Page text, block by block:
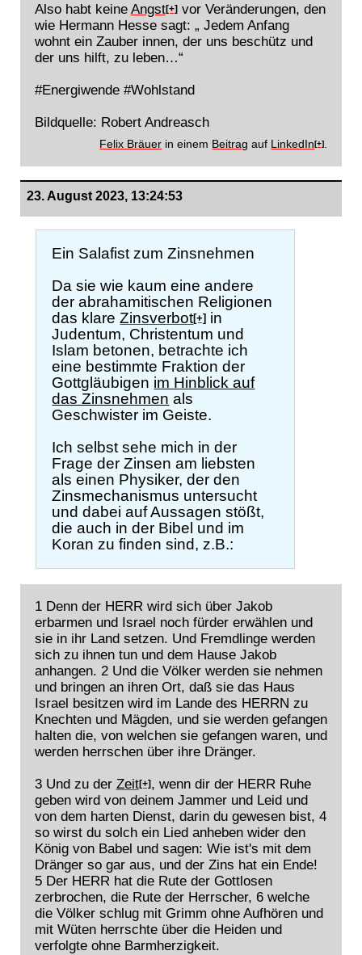
Also habt keine Angst[+]vor Veränderungen, den
wie Hermann Hesse sagt: „ Jedem Anfang
wohnt ein Zauber innen, der uns beschütz und
der uns hilft, zu leben…“
#Energiwende #Wohlstand
Bildquelle: Robert Andreasch
Felix Bräuer in einem Beitrag auf LinkedIn[+].
23. August 2023, 13:24:53
Ein Salafist zum Zinsnehmen
Da sie wie kaum eine andere
der abrahamitischen Religionen
das klareZinsverbot[+] in
Judentum, Christentum und
Islam betonen, betrachte ich
eine bestimmte Fraktion der
Gottgläubigen im Hinblick auf
das Zinsnehmen als
Geschwister im Geiste.
Ich selbst sehe mich in der
Frage der Zinsen am liebsten
als einen Physiker, der den
Zinsmechanismus untersucht
und dabei auf Aussagen stößt,
die auch in der Bibel und im
Koran zu finden sind, z.B.:
1 Denn der HERR wird sich über Jakob
erbarmen und Israel noch fürder erwählen und
sie in ihr Land setzen. Und Fremdlinge werden
sich zu ihnen tun und dem Hause Jakob
anhangen. 2 Und die Völker werden sie nehmen
und bringen an ihren Ort, daß sie das Haus
Israel besitzen wird im Lande des HERRN zu
Knechten und Mägden, und sie werden gefangen
halten die, von welchen sie gefangen waren, und
werden herrschen über ihre Dränger.
3 Und zu der Zeit[+], wenn dir der HERR Ruhe
geben wird von deinem Jammer und Leid und
von dem harten Dienst, darin du gewesen bist, 4
so wirst du solch ein Lied anheben wider den
König von Babel und sagen: Wie ist's mit dem
Dränger so gar aus, und der Zins hat ein Ende!
5 Der HERR hat die Rute der Gottlosen
zerbrochen, die Rute der Herrscher, 6 welche
die Völker schlug mit Grimm ohne Aufhören und
mit Wüten herrschte über die Heiden und
verfolgte ohne Barmherzigkeit.